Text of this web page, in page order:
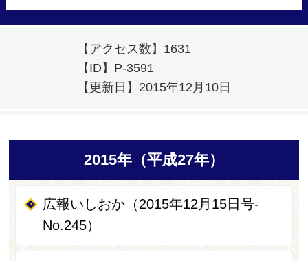
【アクセス数】 1631
【ID】 P-3591
【更新日】 2015年12月10日
2015年（平成27年）
広報いしおか（2015年12月15日号-
No.245）